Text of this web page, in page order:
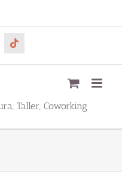
Tiktok
Taller, Coworking